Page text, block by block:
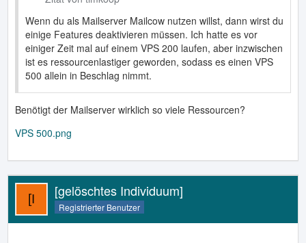
Wenn du als Mailserver Mailcow nutzen willst, dann wirst du
einige Features deaktivieren müssen. Ich hatte es vor
einiger Zeit mal auf einem VPS 200 laufen, aber inzwischen
ist es ressourcenlastiger geworden, sodass es einen VPS
500 allein in Beschlag nimmt.
Benötigt der Mailserver wirklich so viele Ressourcen?
VPS 500.png
[gelöschtes Individuum]
Registrierter Benutzer